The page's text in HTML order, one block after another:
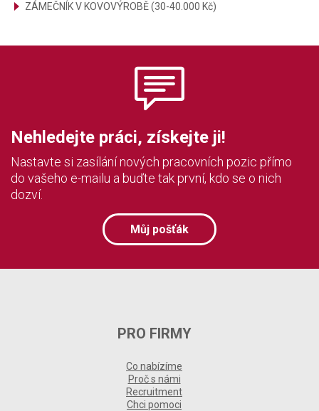
ZÁMEČNÍK V KOVOVÝROBĚ (30-40.000 Kč)
Nehledejte práci, získejte ji!
Nastavte si zasílání nových pracovních pozic přímo
do vašeho e-mailu a buďte tak první, kdo se o nich
dozví.
Můj pošťák
PRO FIRMY
Co nabízíme
Proč s námi
Recruitment
Chci pomoci